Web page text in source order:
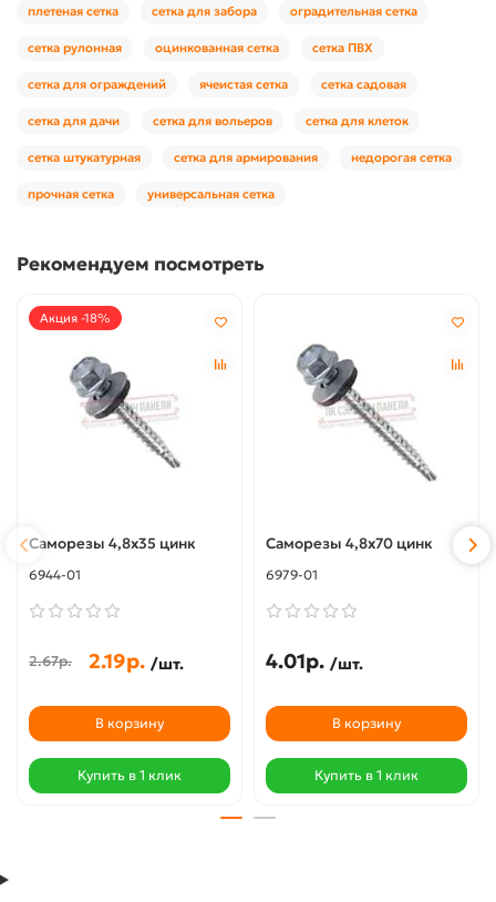
плетеная сетка сетка для забора оградительная сетка
сетка рулонная оцинкованная сетка сетка ПВХ
сетка для ограждений ячеистая сетка сетка садовая
сетка для дачи сетка для вольеров сетка для клеток
сетка штукатурная сетка для армирования недорогая сетка
прочная сетка универсальная сетка
Рекомендуем посмотреть
Акция -18%
Саморезы 4,8х35 цинк
6944-01
2.67р. 2.19р. /шт.
В корзину
Купить в 1 клик
Саморезы 4,8х70 цинк
6979-01
4.01р. /шт.
В корзину
Купить в 1 клик